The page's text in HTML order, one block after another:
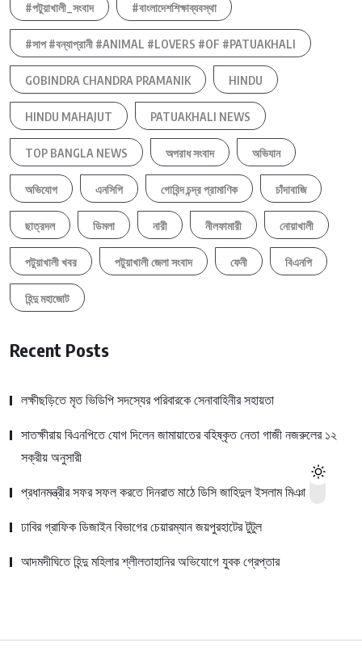
#পটুয়াখালী_সংবাদ #বাংলাদেশশিক্ষাব্যবস্থা
#সাপ #বন্যাপ্রানী #ANIMAL #LOVERS #OF #PATUAKHALI
GOBINDRA CHANDRA PRAMANIK HINDU
HINDU MAHAJUT PATUAKHALI NEWS
TOP BANGLA NEWS অপরাধ সংবাদ অভিযান
অভিযোগ এনসিপি গোবিন্দ চন্দ্র প্রামাণিক চাঁদাবাজি
ছাত্রদল ডিমলা নারী নীলফামারী নোয়াখালী
পটুয়াখালী খবর পটুয়াখালী জেলা সংবাদ ফেনী বিএনপি
হিন্দু মহাজোট
Recent Posts
লক্ষীছড়িতে মৃত ভিডিপি সদস্যের পরিবারকে সেনাবাহিনীর সহায়তা
সাতক্ষীরায় বিএনপিতে যোগ দিলেন জামায়াতের বহিষ্কৃত নেতা গাজী নজরুলের ১২
সক্রীয় অনুসারী
প্রধানমন্ত্রীর সফর সফল করতে দিনরাত মাঠে ডিসি জাহিদুল ইসলাম মিঞা
ঢাবির গ্রাফিক ডিজাইন বিভাগের চেয়ারম্যান জয়পুরহাটের টুটুল
আদমদীঘিতে হিন্দু মহিলার শ্লীলতাহানির অভিযোগে যুবক গ্রেপ্তার